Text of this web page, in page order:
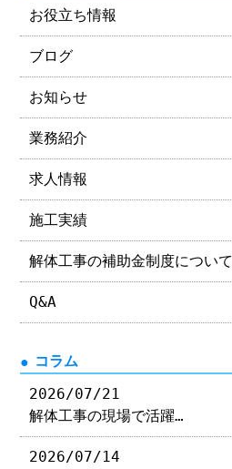
お役立ち情報
ブログ
お知らせ
業務紹介
求人情報
施工実績
解体工事の補助金制度について
Q&A
コラム
2026/07/21
解体工事の現場で活躍…
2026/07/14